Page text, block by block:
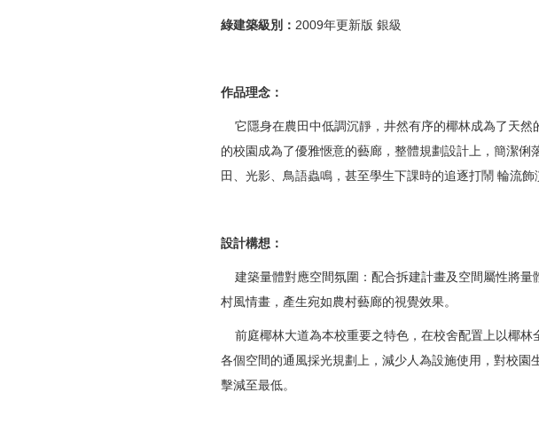
綠建築級別： 2009年更新版 銀級
作品理念：
它隱身在農田中低調沉靜，井然有序的椰林成為了天然
的校園成為了優雅愜意的藝廊，整體規劃設計上，簡潔
田、光影、鳥語蟲鳴，甚至學生下課時的追逐打鬧 輪流
設計構想：
建築量體對應空間氛圍：配合拆建計畫及空間屬性將量
村風情畫，產生宛如農村藝廊的視覺效果。
前庭椰林大道為本校重要之特色，在校舍配置上以椰林
各個空間的通風採光規劃上，減少人為設施使用，對校
擊減至最低。